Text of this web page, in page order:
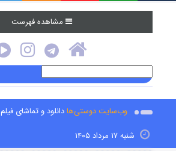
مشاهده فهرست
وب‌سایت دوستی‌هادانلود و تماشای فیلم
شنبه ۱۷ مرداد ۱۴۰۵